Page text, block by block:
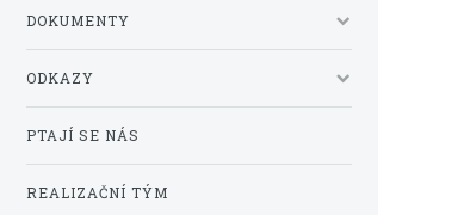
DOKUMENTY
ODKAZY
PTAJÍ SE NÁS
REALIZAČNÍ TÝM